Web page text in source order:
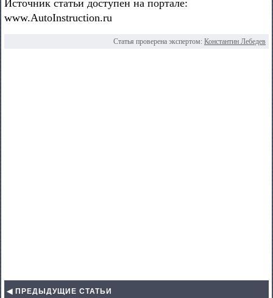
Источник статьи доступен на портале:
www.AutoInstruction.ru
Статья проверена экспертом: Константин Лебедев
◀ ПРЕДЫДУЩИЕ СТАТЬИ